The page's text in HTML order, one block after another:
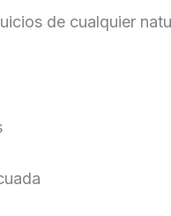
de cualquier